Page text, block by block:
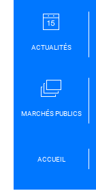
ACTUALITÉS
MARCHÉS PUBLICS
ACCUEIL